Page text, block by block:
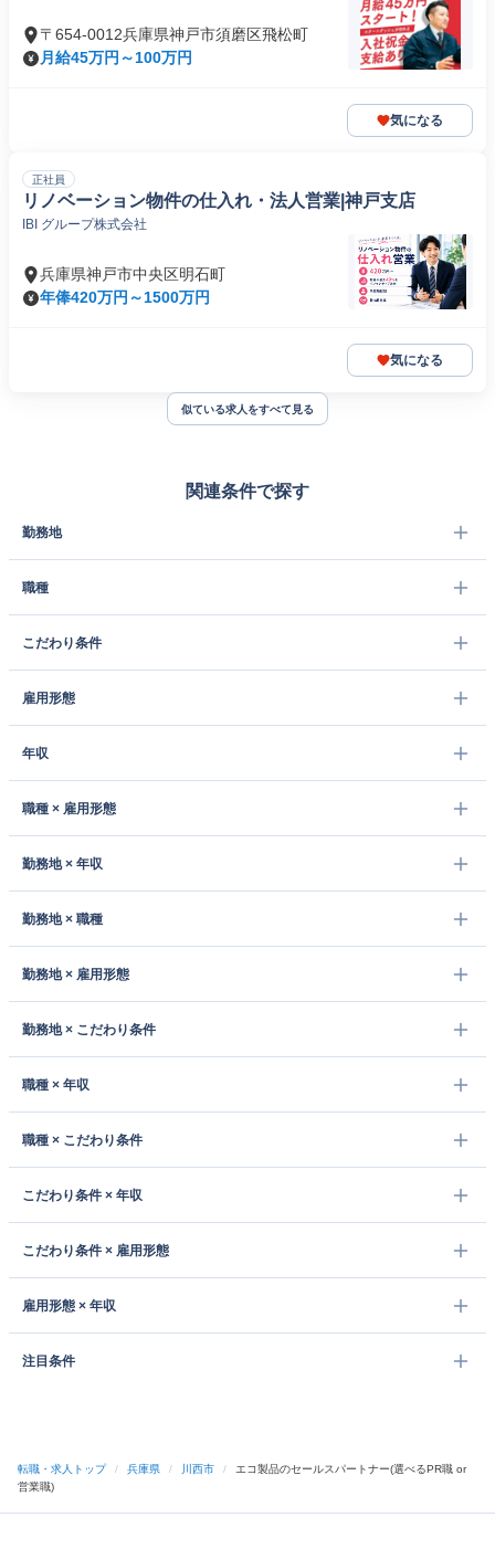
〒654-0012兵庫県神戸市須磨区飛松町
月給45万円～100万円
気になる
正社員
リノベーション物件の仕入れ・法人営業|神戸支店
IBI グループ株式会社
兵庫県神戸市中央区明石町
年俸420万円～1500万円
気になる
似ている求人をすべて見る
関連条件で探す
勤務地
職種
こだわり条件
雇用形態
年収
職種 × 雇用形態
勤務地 × 年収
勤務地 × 職種
勤務地 × 雇用形態
勤務地 × こだわり条件
職種 × 年収
職種 × こだわり条件
こだわり条件 × 年収
こだわり条件 × 雇用形態
雇用形態 × 年収
注目条件
転職・求人トップ / 兵庫県 / 川西市 /
エコ製品のセールスパートナー(選べるPR職 or
営業職)